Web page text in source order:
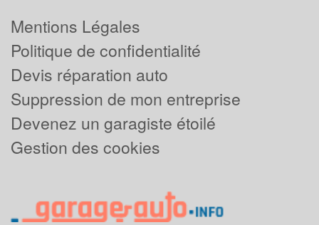
Mentions Légales
Politique de confidentialité
Devis réparation auto
Suppression de mon entreprise
Devenez un garagiste étoilé
Gestion des cookies